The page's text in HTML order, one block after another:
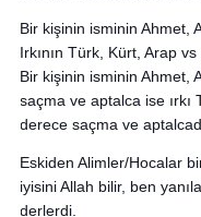
Bir kişinin isminin Ahmet,
Irkının Türk, Kürt, Arap
Bir kişinin isminin Ahmet,
saçma ve aptalca ise
derece saçma ve
Eskiden Alimler/Hocalar
iyisini Allah bilir, ben
derlerdi.